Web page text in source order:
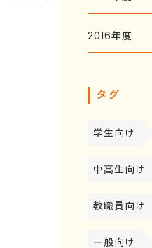
2016年度
タグ
学生向け
中高生向け
教職員向け
一般向け